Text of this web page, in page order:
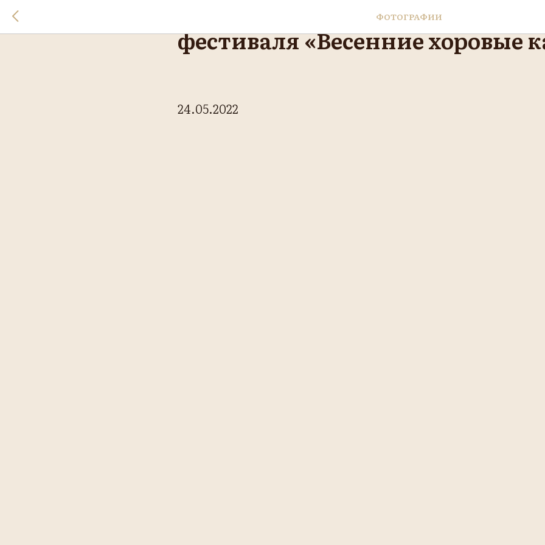
ФОТОГРАФИИ
Закрытие XXVI Красноярского
фестиваля «Весенние хоровые
24.05.2022